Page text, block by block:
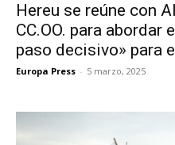
Hereu se reúne con
CC.OO. para abordar
paso decisivo» para
Europa Press - 5 marzo, 2025